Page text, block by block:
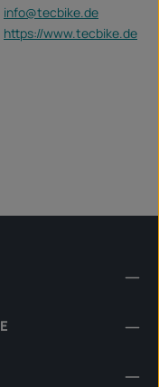
info@tecbike.de
https://www.tecbike.de